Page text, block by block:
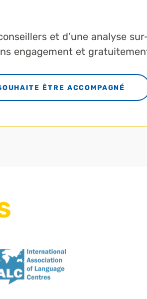
et d’une analyse
engagement et
ÊTRE ACCOMPAGNÉ